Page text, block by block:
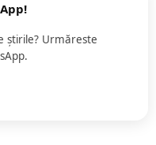
știrile? Urmăreste